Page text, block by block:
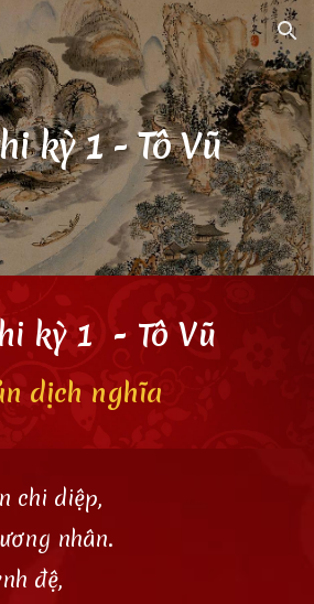
Skip to navigation
kỳ 1-Tô Vũ
kỳ 1- Tô Vũ
dịch nghĩa
chi diệp,
nhân.
đệ,